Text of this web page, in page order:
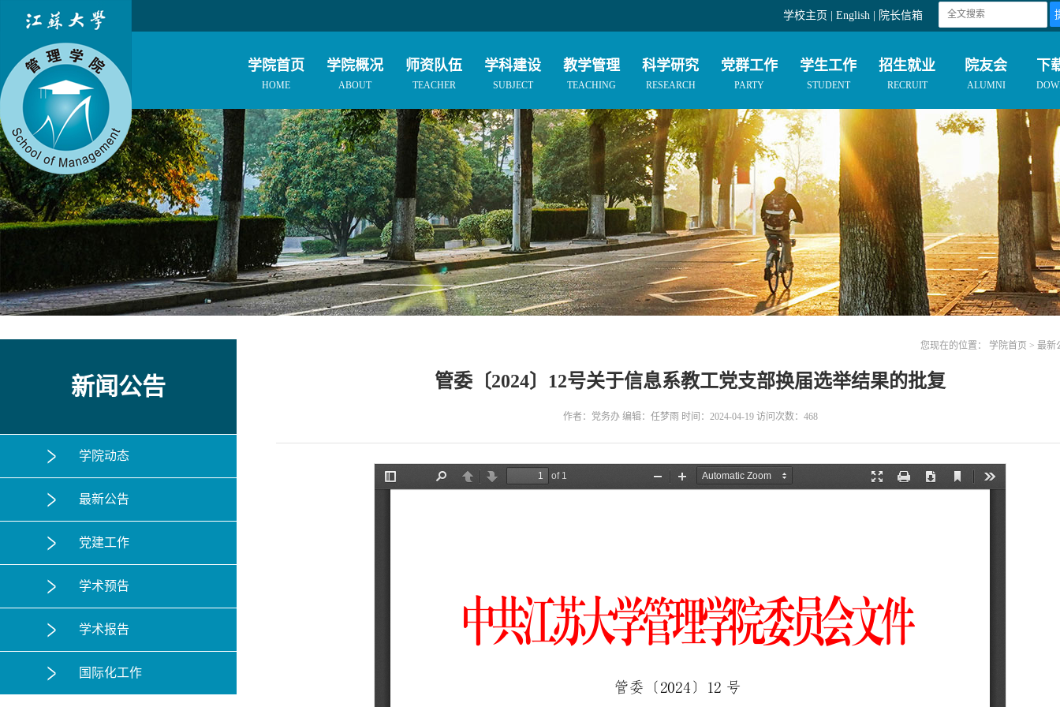
学校主页 English 院长信箱
学院首页
HOME
学院概况
ABOUT
师资队伍
TEACHER
学科建设
SUBJECT
教学管理
TEACHING
科学研究
RESEARCH
党群工作
PARTY
学生工作
STUDENT
招生就业
RECRUIT
院友会
ALUMNI
下
新闻公告
学院动态
最新公告
党建工作
学术预告
学术报告
国际化工作
您现在的位置： 学院首页 > 最新
管委〔2024〕12号关于信息系教工党支部换届选举结果的批复
作者：党务办 编辑：任梦雨 时间：2024-04-19 访问次数： 468